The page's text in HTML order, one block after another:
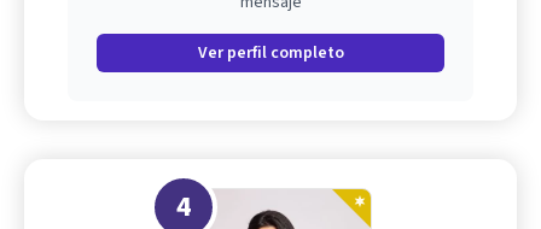
Ver perfil completo
4